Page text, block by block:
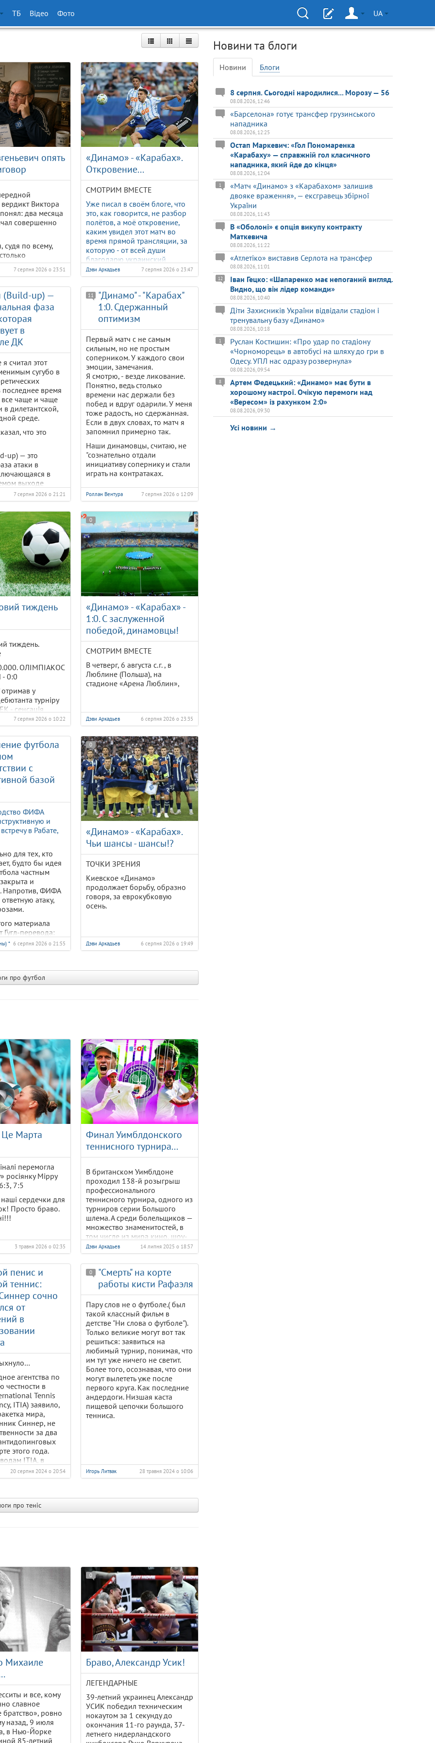
ТБ Відео Фото UA
опять
Виктора
два месяца
совершенно
судя по всему,
что
срочно
когда мозг
7 серпня 2026 о 23:51
0
«Динамо» - «Карабах».
Откровение...
СМОТРИМ ВМЕСТЕ
Уже писал в своём блоге, что
это, как говорится, не разбор
полётов, а моё откровение,
каким увидел этот матч во
время прямой трансляции, за
которую - от всей души
благодарю украинский
телеканал 2+2! - уверен,
наблюдал одновременно с
миллионами украинцев по обе
стороны океана.
Дэви Аркадьев 7 серпня 2026 о 23:47
(Build-up) —
фаза
в
ДК
считал этот
сугубо в
последнее время
все чаще и чаще
в дилетантской,
среде.
что это
up) — это
атаки в
в
выходе
ворот
или
защитников)
и средние
7 серпня 2026 о 21:21
11
"Динамо" - "Карабах"
1:0. Сдержанный
оптимизм
Первый матч с не самым
сильным, но не простым
соперником. У каждого свои
эмоции, замечания.
Я смотрю, - везде ликование.
Понятно, ведь столько
времени нас держали без
побед и вдруг одарили. У меня
тоже радость, но сдержанная.
Если в двух словах, то матч я
запомнил примерно так.
Наши динамовцы, считаю, не
"сознательно отдали
инициативу сопернику и стали
играть на контратаках.
Роллан Вентура 7 серпня 2026 о 12:09
тиждень
тиждень.
ОЛІМПІАКОС
0:0
отримав у
турніру
- сенсація
в
Грала в
атакувальний
Яремчуку не
в заявку не
вилетять з ЛЧ
як нашого хлопця
7 серпня 2026 о 10:22
0
«Динамо» - «Карабах» -
1:0. С заслуженной
победой, динамовцы!
СМОТРИМ ВМЕСТЕ
В четверг, 6 августа с.г. , в
Люблине (Польша), на
стадионе «Арена Люблин»,
Дэви Аркадьев 6 серпня 2026 о 23:35
футбола
с
базой
ФИФА
и
в Рабате,
для тех, кто
будто бы идея
частным
и
Напротив, ФИФА
атаку,
материала
Гугл-перевода:
открывается на
* 6 серпня 2026 о 21:55
0
«Динамо» - «Карабах».
Чьи шансы - шансы!?
ТОЧКИ ЗРЕНИЯ
Киевское «Динамо»
продолжает борьбу, образно
говоря, за еврокубковую
осень.
Дэви Аркадьев 6 серпня 2026 о 19:49
про футбол
Це Марта
перемогла
росіянку Мірру
7:5
наші сердечки для
Просто браво.
3 травня 2026 о 02:35
0
Финал Уимблдонского
теннисного турнира...
В британском Уимблдоне
проходил 138-й розыгрыш
профессионального
теннисного турнира, одного из
турниров серии Большого
шлема. А среди болельщиков —
множество знаменитостей, в
том числе из мира кино, шоу-
бизнеса и спорта. Обо всём
этом в прямом эфире
программы «Здесь и сейчас»
на т/к «Дождь» Александр
ШМУРНОВ...
Александр ШМУРНОВ, по
рождению москвич, один из
немногих коллег-журналистов
россии - страны-агрессора, кто
открыто выступил против
полномасштабной войны в
Украине.
х х х
Дэви Аркадьев 14 липня 2025 о 18:57
пенис и
теннис:
сочно
от
в
агентства по
честности в
Tennis
ITIA) заявило,
мира,
Синнер, не
за два
этого года.
ITIA, в
нет
20 серпня 2024 о 20:54
0
"Смерть" на корте
работы кисти Рафаэля
Пару слов не о футболе.( был
такой классный фильм в
детстве "Ни слова о футболе").
Только великие могут вот так
решиться: заявиться на
любимый турнир, понимая, что
им тут уже ничего не светит.
Более того, осознавая, что они
могут вылететь уже после
первого круга. Как последние
андердоги. Низшая каста
пищевой цепочки большого
тенниса.
Игорь Литвак 28 травня 2024 о 10:06
про теніс
Михаиле
и все, кому
славное
братство», ровно
назад, 9 июля
в Нью-Йорке
85-летний
0
Браво, Александр Усик!
ЛЕГЕНДАРНЫЕ
39-летний украинец Александр
УСИК победил техническим
нокаутом за 1 секунду до
окончания 11-го раунда, 37-
летнего нидерландского
Новини та блоги
Новини Блоги
8 серпня. Сьогодні народилися... Морозу — 56
08.08.2026, 12:46
«Барселона» готує трансфер грузинського
нападника
08.08.2026, 12:25
Остап Маркевич: «Гол Пономаренка
«Карабаху» — справжній гол класичного
нападника, який йде до кінця»
08.08.2026, 12:04
«Матч «Динамо» з «Карабахом» залишив
двояке враження», — ексгравець збірної
України
1
08.08.2026, 11:43
В «Оболоні» є опція викупу контракту
Маткевича
08.08.2026, 11:22
«Атлетіко» виставив Серлота на трансфер
08.08.2026, 11:01
Іван Гецко: «Шапаренко має непоганий вигляд.
Видно, що він лідер команди»
12
08.08.2026, 10:40
Діти Захисників України відвідали стадіон і
тренувальну базу «Динамо»
08.08.2026, 10:18
Руслан Костишин: «Про удар по стадіону
«Чорноморець» в автобусі на шляху до гри в
Одесу. УПЛ нас одразу розвернула»
1
08.08.2026, 09:54
Артем Федецький: «Динамо» має бути в
хорошому настрої. Очікую перемоги над
«Вересом» із рахунком 2:0»
8
08.08.2026, 09:30
Усі новини →